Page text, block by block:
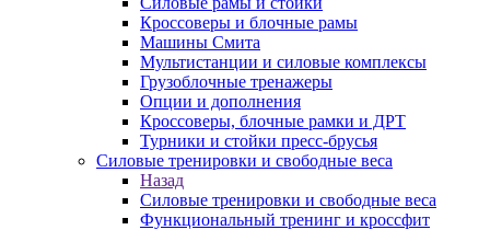
Кроссоверы и блочные рамы
Машины Смита
Мультистанции и силовые комплексы
Грузоблочные тренажеры
Опции и дополнения
Кроссоверы, блочные рамки и ДРТ
Турники и стойки пресс-брусья
Силовые тренировки и свободные веса
Назад
Силовые тренировки и свободные веса
Функциональный тренинг и кроссфит